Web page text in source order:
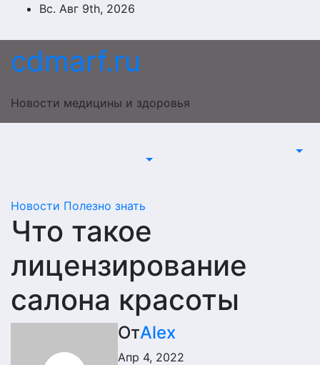
Перейти
содержимому
Вс. Авг 9th, 2026
cdmarf.ru
Новости медицины и здоровья
Новости Полезно знать
Что такое
лицензирование
салона красоты
ОтAlex
Апр 4, 2022